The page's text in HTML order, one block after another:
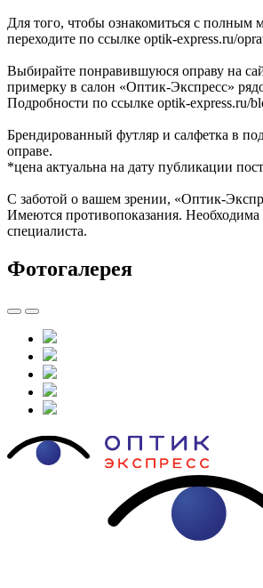
Для того, чтобы ознакомиться с полным
переходите по ссылке optik-express.ru/
Выбирайте понравившуюся оправу на
примерку в салон «Оптик-Экспресс»
Подробности по ссылке optik-express.ru/
Брендированный футляр и салфетка в
оправе.
*цена актуальна на дату публикации
С заботой о вашем зрении, «Оптик-
Имеются противопоказания. Необходима
специалиста.
Фотогалерея